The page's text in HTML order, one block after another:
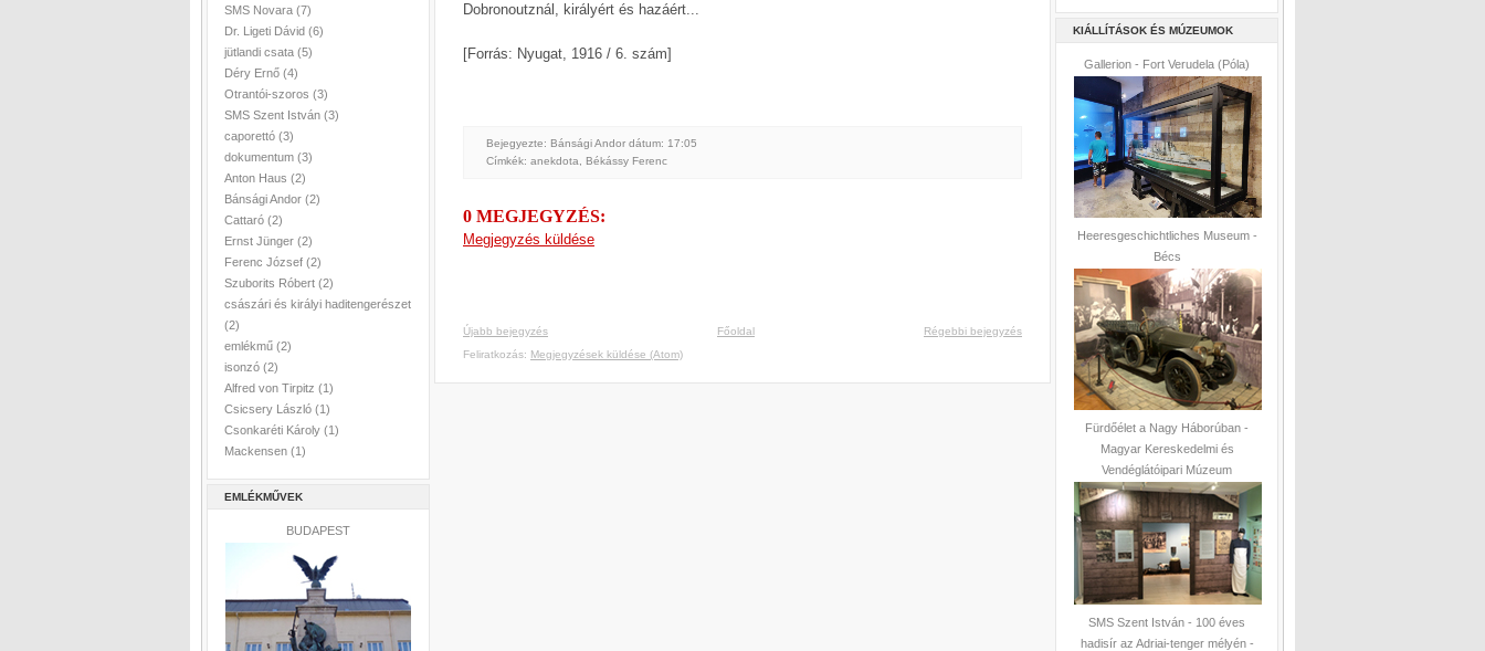
SMS Novara (7)
Dr. Ligeti Dávid (6)
jütlandi csata (5)
Déry Ernő (4)
Otrantói-szoros (3)
SMS Szent István (3)
caporettó (3)
dokumentum (3)
Anton Haus (2)
Bánsági Andor (2)
Cattaró (2)
Ernst Jünger (2)
Ferenc József (2)
Szuborits Róbert (2)
császári és királyi haditengerészet
(2)
emlékmű (2)
isonzó (2)
Alfred von Tirpitz (1)
Csicsery László (1)
Csonkaréti Károly (1)
Mackensen (1)
EMLÉKMŰVEK
BUDAPEST
Dobronoutznál, királyért és hazáért...
[Forrás: Nyugat, 1916 / 6. szám]
Bejegyezte: Bánsági Andor dátum: 17:05
Címkék: anekdota, Békássy Ferenc
0 MEGJEGYZÉS:
Megjegyzés küldése
Újabb bejegyzés Régebbi bejegyzés
Főoldal
Feliratkozás: Megjegyzések küldése (Atom)
KIÁLLÍTÁSOK ÉS MÚZEUMOK
Gallerion - Fort Verudela (Póla)
Heeresgeschichtliches Museum -
Bécs
Fürdőélet a Nagy Háborúban -
Magyar Kereskedelmi és
Vendéglátóipari Múzeum
SMS Szent István - 100 éves
hadisír az Adriai-tenger mélyén -